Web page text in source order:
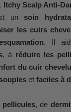
Itchy Scalp Anti-
un soin
les cuirs
. Il
, à réduire les
du cuir chevelu
souples et faciles à
pellicules, de